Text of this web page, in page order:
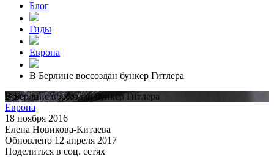
Блог
Гиды
Европа
В Берлине воссоздан бункер Гитлера
В Берлине воссоздан бункер Гитлера
Европа
18 ноября 2016
Елена Новикова-Китаева
Обновлено 12 апреля 2017
Поделиться в соц. сетях